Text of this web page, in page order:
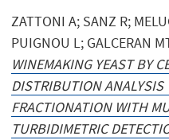
ZATTONI A; SANZ R;
PUIGNOU L; GALCERAN
WINEMAKING YEAST BY
DISTRIBUTION
FRACTIONATION WITH
TURBIDIMETRIC